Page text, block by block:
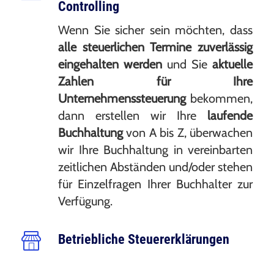
Controlling
Wenn Sie sicher sein möchten, dass
alle steuerlichen Termine zuverlässig
eingehalten werden und Sie aktuelle
Zahlen für Ihre
Unternehmenssteuerungbekommen,
dann erstellen wir Ihre laufende
Buchhaltungvon A bis Z, überwachen
wir Ihre Buchhaltung in vereinbarten
zeitlichen Abständen und/oder stehen
für Einzelfragen Ihrer Buchhalter zur
Verfügung.
Betriebliche Steuererklärungen